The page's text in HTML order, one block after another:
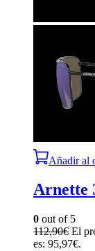
Añadir al
Arnette
0 out of 5
112,90€ El
es: 95,97€.